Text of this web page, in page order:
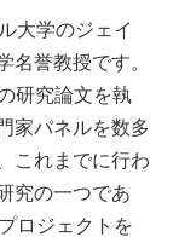
大学のジェイ
名誉教授です。
研究論文を執
家パネルを数多
これまでに行わ
究の一つであ
ロジェクトを